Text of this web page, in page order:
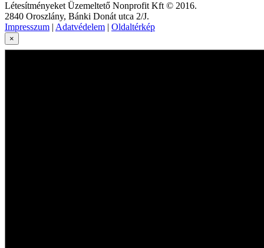
Létesítményeket Üzemeltető Nonprofit Kft © 2016.
2840 Oroszlány, Bánki Donát utca 2/J.
Impresszum | Adatvédelem | Oldaltérkép
×